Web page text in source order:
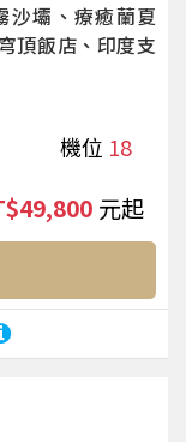
沙壩、療癒蘭夏
頂飯店、印度支
機位 18
起